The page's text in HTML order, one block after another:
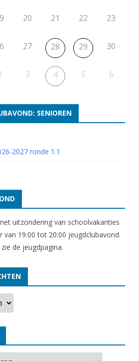
20 21 22 23
27 28 29 30
3 4 5 6
SENIOREN
2027 ronde 1.1
uitzondering van schoolvakanties
van 19:00 tot 20:00 jeugdclubavond.
de jeugdpagina.